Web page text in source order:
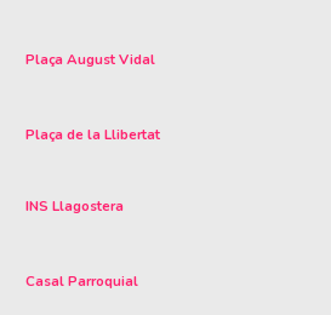
Plaça August Vidal
Plaça de la Llibertat
INS Llagostera
Casal Parroquial